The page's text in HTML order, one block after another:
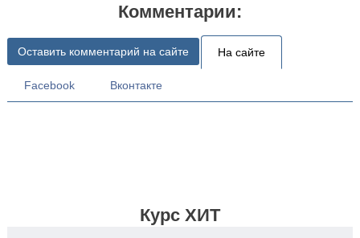
Комментарии:
Оставить комментарий на сайте На сайте
Facebook Вконтакте
Курс ХИТ